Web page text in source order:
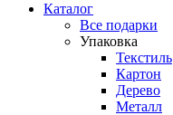
Каталог
Все подарки
Упаковка
Текстиль
Картон
Дерево
Металл